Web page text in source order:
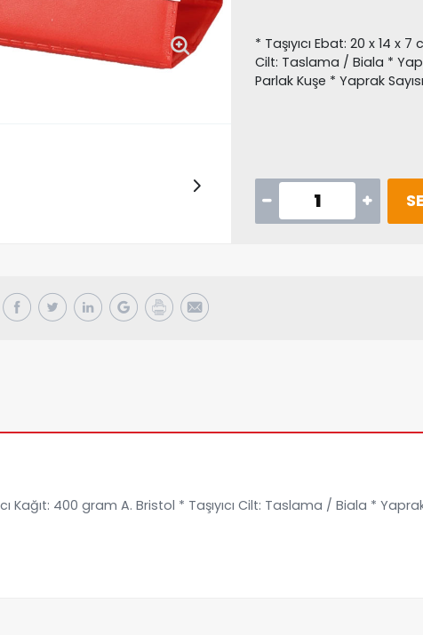
* Taşıyıcı Ebat: 20 x 14 x
Cilt: Taslama / Biala *
Parlak Kuşe * Yaprak
Kağıt: 400 gram A. Bristol * Taşıyıcı Cilt: Taslama / Biala *